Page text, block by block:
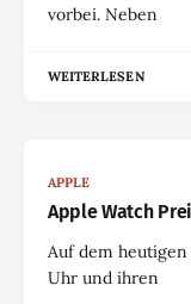
vorbei. Neben
WEITERLESEN
APPLE
Apple Watch
Auf dem
Uhr und ihren